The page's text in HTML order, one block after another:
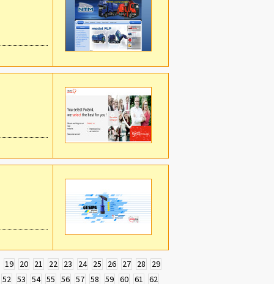
19 20 21 22 23 24 25 26 27 28
29
52 53 54 55 56 57 58 59 60 61 62